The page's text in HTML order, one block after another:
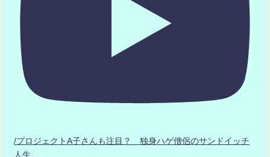
/プロジェクトA子さんも注目？ 独身ハゲ僧侶のサンドイッチ
人生